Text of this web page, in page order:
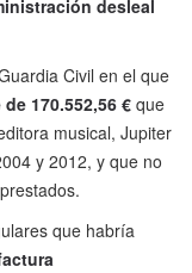
desleal
Civil en el que
170.552,56 € que
musical, Jupiter
y 2012, y que no
que habría